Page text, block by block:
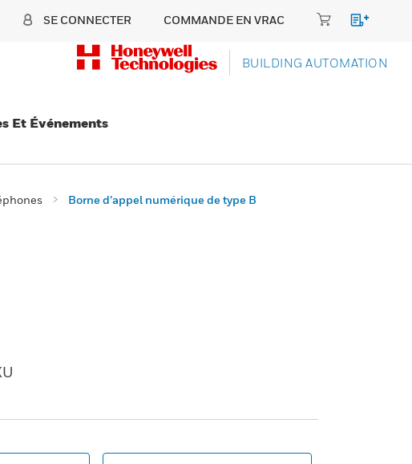
SE CONNECTER COMMANDE EN VRAC
BUILDING AUTOMATION
Et Événements
Borne d’appel numérique de type B